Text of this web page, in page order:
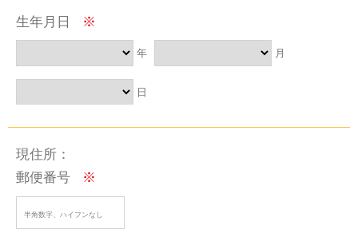
生年月日 ※
年 月
日
現住所：
郵便番号
※